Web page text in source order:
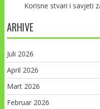
Korisne stvari i savjeti
ARHIVE
Juli 2026
April 2026
Mart 2026
Februar 2026